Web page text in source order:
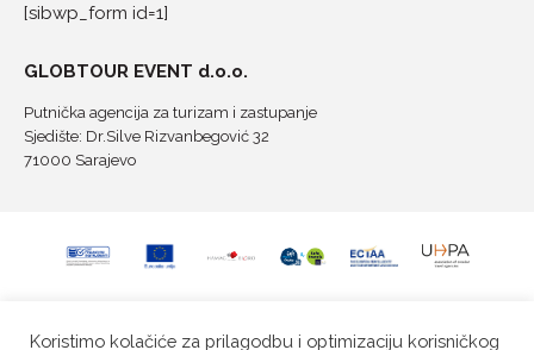
[sibwp_form id=1]
GLOBTOUR EVENT d.o.o.
Putnička agencija za turizam i zastupanje
Sjedište: Dr.Silve Rizvanbegović 32
71000 Sarajevo
Koristimo kolačiće za prilagodbu i optimizaciju korisničkog